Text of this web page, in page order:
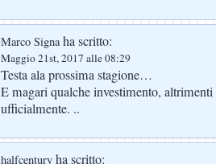
Marco Signaha scritto:
Maggio 21st, 2017 alle 08:29
Testa ala prossima stagione…
E magari qualche investimento,
ufficialmente. ..
halfcentury ha scritto: